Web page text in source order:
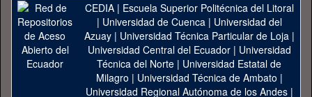
CEDIA| Escuela Superior Politécnica del Litoral
| Universidad de Cuenca| Universidad del
Azuay| Universidad Técnica Particular de Loja|
Universidad Central del Ecuador| Universidad
Técnica del Norte | Universidad Estatal de
Milagro | Universidad Técnica de Ambato |
Universidad Regional Autónoma de los Andes|